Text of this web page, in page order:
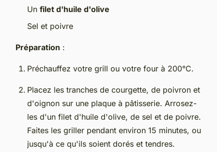
Un filet d'huile d'olive
Sel et poivre
Préparation :
Préchauffez votre grill ou votre four à 200°C.
Placez les tranches de courgette, de poivron et
d'oignon sur une plaque à pâtisserie. Arrosez-
les d'un filet d'huile d'olive, de sel et de poivre.
Faites les griller pendant environ 15 minutes, ou
jusqu'à ce qu'ils soient dorés et tendres.